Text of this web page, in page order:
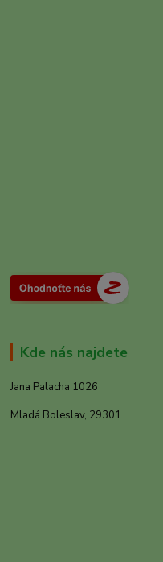
Kde nás najdete
Jana Palacha 1026
Mladá Boleslav, 29301